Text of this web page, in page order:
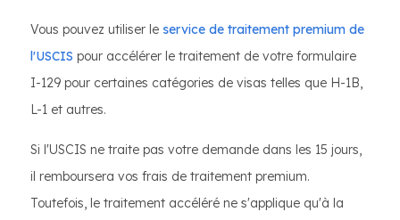
Vous pouvez utiliser le service de traitement premium de
l'USCIS pour accélérer le traitement de votre formulaire
I-129 pour certaines catégories de visas telles que H-1B,
L-1 et autres.
Si l'USCIS ne traite pas votre demande dans les 15 jours,
il remboursera vos frais de traitement premium.
Toutefois, le traitement accéléré ne s'applique qu'à la